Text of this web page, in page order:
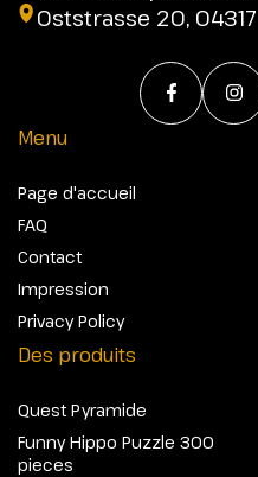
Oststrasse 20,
Menu
Page d'accueil
FAQ
Contact
Impression
Privacy Policy
Des produits
Quest Pyramide
Funny Hippo Puzzle 300
pieces